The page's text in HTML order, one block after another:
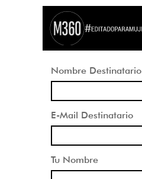
Nombre Destinatario
E-Mail Destinatario
Tu Nombre